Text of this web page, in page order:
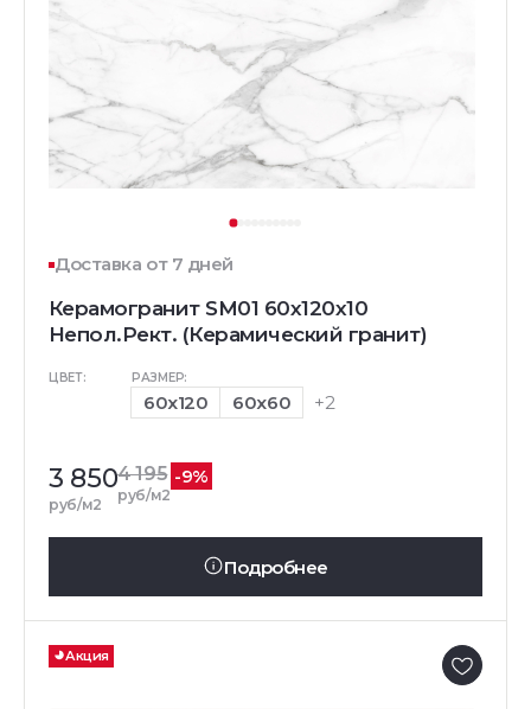
Доставка от 7 дней
Керамогранит SM01 60x120x10
Непол.Рект. (Керамический гранит)
ЦВЕТ: РАЗМЕР:
60x120 60x60 +2
3 850
руб/м2
4 195
руб/м2
-9%
Подробнее
Акция